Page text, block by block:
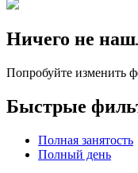
Ничего не
Попробуйте изменить
Быстрые
Полная занятость
Полный день